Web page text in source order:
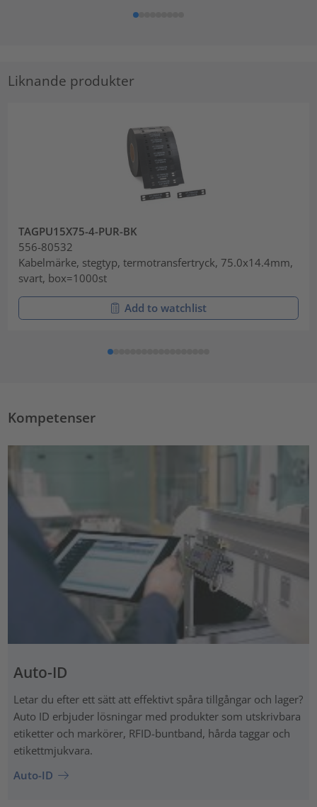
Liknande produkter
TAGPU15X75-4-PUR-BK
556-80532
Kabelmärke, stegtyp, termotransfertryck, 75.0x14.4mm,
svart, box=1000st
Add to watchlist
Kompetenser
Auto-ID
Letar du efter ett sätt att effektivt spåra tillgångar och lager?
Auto ID erbjuder lösningar med produkter som utskrivbara
etiketter och markörer, RFID-buntband, hårda taggar och
etikettmjukvara.
Auto-ID